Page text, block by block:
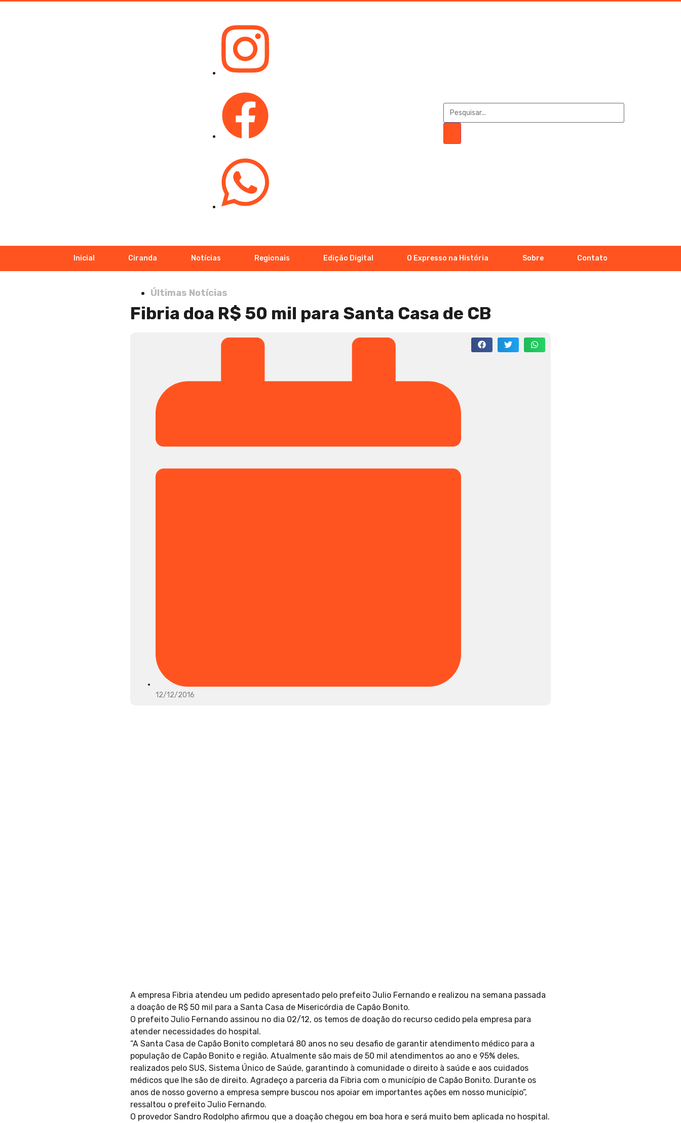
Inicial Ciranda Notícias Regionais Edição Digital O Expresso na História Sobre Contato
Últimas Notícias
Fibria doa R$ 50 mil para Santa Casa de CB
12/12/2016
A empresa Fibria atendeu um pedido apresentado pelo prefeito Julio Fernando e realizou na semana passada
a doação de R$ 50 mil para a Santa Casa de Misericórdia de Capão Bonito.
O prefeito Julio Fernando assinou no dia 02/12, os temos de doação do recurso cedido pela empresa para
atender necessidades do hospital.
“A Santa Casa de Capão Bonito completará 80 anos no seu desafio de garantir atendimento médico para a
população de Capão Bonito e região. Atualmente são mais de 50 mil atendimentos ao ano e 95% deles,
realizados pelo SUS, Sistema Único de Saúde, garantindo à comunidade o direito à saúde e aos cuidados
médicos que lhe são de direito. Agradeço a parceria da Fibria com o município de Capão Bonito. Durante os
anos de nosso governo a empresa sempre buscou nos apoiar em importantes ações em nosso município”,
ressaltou o prefeito Julio Fernando.
O provedor Sandro Rodolpho afirmou que a doação chegou em boa hora e será muito bem aplicada no hospital.